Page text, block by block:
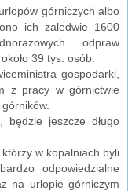
górniczych albo
ich zaledwie 1600
odpraw
39 tys. osób.
gospodarki,
z pracy w górnictwie
będzie jeszcze długo
w kopalniach byli
odpowiedzialne
na urlopie górniczym